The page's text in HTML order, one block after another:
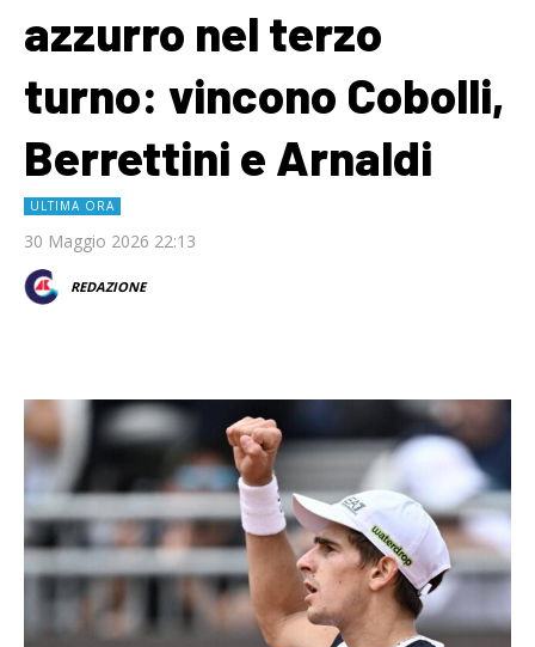
azzurro nel terzo
turno: vincono Cobolli,
Berrettini e Arnaldi
ULTIMA ORA
30 Maggio 2026 22:13
REDAZIONE